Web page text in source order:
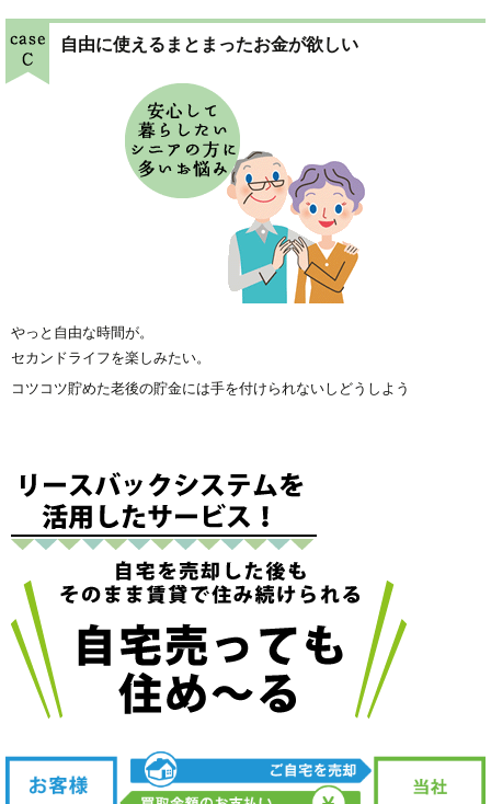
自由に使えるまとまったお金が欲しい
やっと自由な時間が。
セカンドライフを楽しみたい。
コツコツ貯めた老後の貯金には手を付けられないしどうしよう